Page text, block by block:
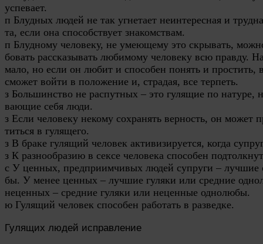
успевает.
п Блудных людей не так угнетает неинтересная и
та, если она способствует знакомствам.
п Блудному человеку, не умеющему это скрывать,
бовать рассказывать любимому человеку всю правду.
мало, но если он любит и способен понять и простить,
сможет войти в положение и, страдая, все терпеть.
з Большинство не распутных – это гулящие по натуре,
вающие себя люди.
з Если человеку некому сохранять верность, он может
титься в гулящего.
з В браке гулящий человек активизируется, когда
з К разнообразию в сексе человека способен
с У ценных, предприимчивых людей супруги – лучшие
бы. У менее ценных – лучшие гуляки или средние
неценных – средние гуляки или неценные однолюбы.
ю Гулящий человек способен работать в разведке.
Гулящих людей исправление